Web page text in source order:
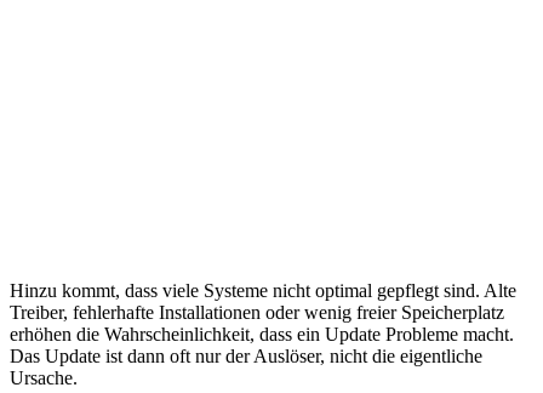
Hinzu kommt, dass viele Systeme nicht optimal gepflegt sind. Alte
Treiber, fehlerhafte Installationen oder wenig freier Speicherplatz
erhöhen die Wahrscheinlichkeit, dass ein Update Probleme macht.
Das Update ist dann oft nur der Auslöser, nicht die eigentliche
Ursache.